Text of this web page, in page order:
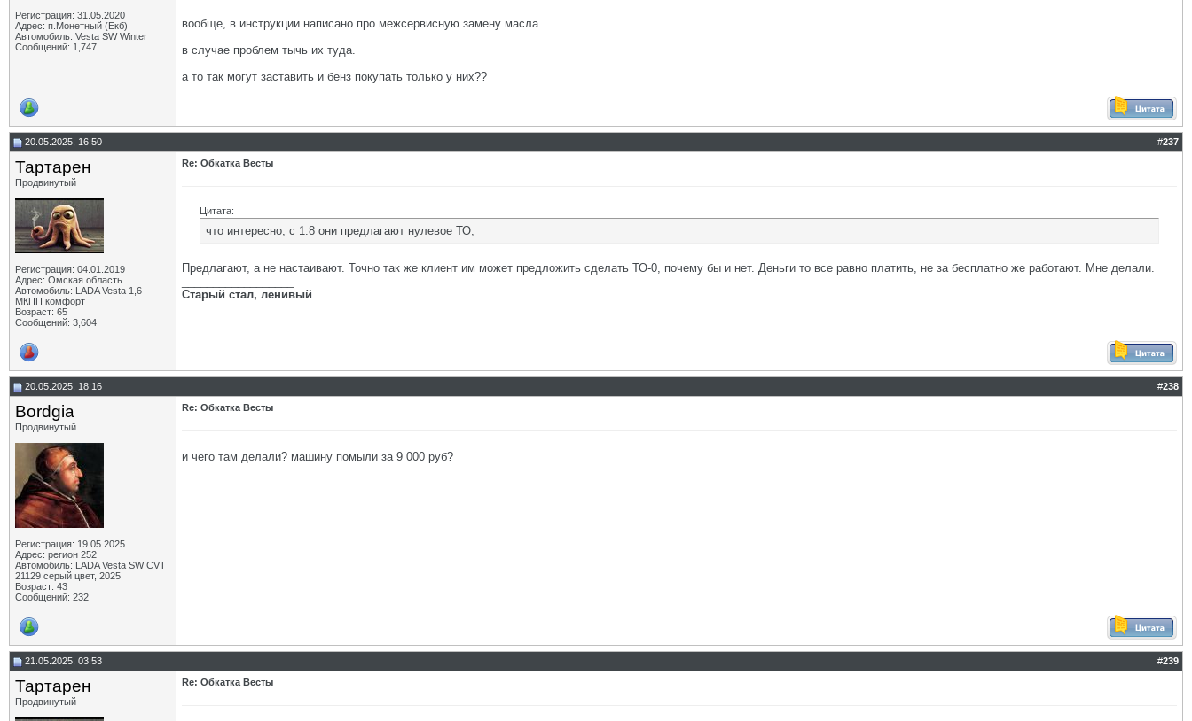
Регистрация: 31.05.2020
Адрес: п.Монетный (Екб)
Автомобиль: Vesta SW Winter
Сообщений: 1,747
вообще, в инструкции написано про межсервисную замену масла.
в случае проблем тычь их туда.
а то так могут заставить и бенз покупать только у них??
20.05.2025, 16:50 #237
Тартарен
Продвинутый
Регистрация: 04.01.2019
Адрес: Омская область
Автомобиль: LADA Vesta 1,6
МКПП комфорт
Возраст: 65
Сообщений: 3,604
Re: Обкатка Весты
Цитата:
что интересно, с 1.8 они предлагают нулевое ТО,
Предлагают, а не настаивают. Точно так же клиент им может предложить сделать ТО-0, почему бы и нет. Деньги то все равно платить, не за бесплатно же работают. Мне делали.
Старый стал, ленивый
20.05.2025, 18:16 #238
Bordgia
Продвинутый
Регистрация: 19.05.2025
Адрес: регион 252
Автомобиль: LADA Vesta SW CVT
21129 серый цвет, 2025
Возраст: 43
Сообщений: 232
Re: Обкатка Весты
и чего там делали? машину помыли за 9 000 руб?
21.05.2025, 03:53 #239
Тартарен
Продвинутый
Re: Обкатка Весты